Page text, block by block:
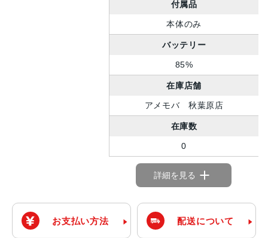
付属品
本体のみ
バッテリー
85%
在庫店舗
アメモバ 秋葉原店
在庫数
0
詳細を見る
お支払い方法 配送について